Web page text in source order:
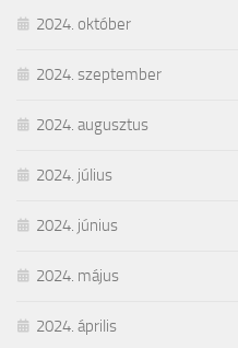
2024. október
2024. szeptember
2024. augusztus
2024. július
2024. június
2024. május
2024. április